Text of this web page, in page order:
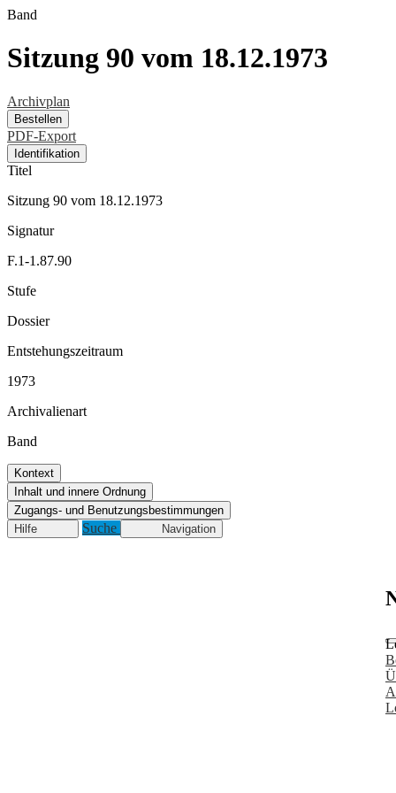
Band
Sitzung 90 vom 18.12.1973
Archivplan
Bestellen
PDF-Export
Identifikation
Titel
Sitzung 90 vom 18.12.1973
Signatur
F.1-1.87.90
Stufe
Dossier
Entstehungszeitraum
1973
Archivalienart
Band
Kontext
Inhalt und innere Ordnung
Zugangs- und Benutzungsbestimmungen
Hilfe
Suche Navigation